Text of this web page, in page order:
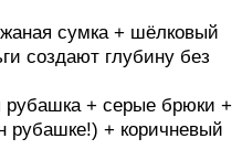
сумка + шёлковый
создают глубину без
+ серые брюки +
рубашке!) + коричневый